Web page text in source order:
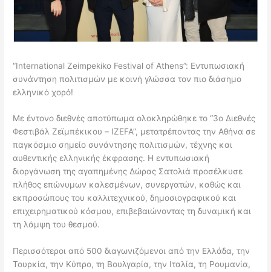
“International Zeimpekiko Festival of Athens”: Εντυπωσιακή
συνάντηση πολιτισμών με κοινή γλώσσα τον πιο διάσημο
ελληνικό χορό!
Με έντονο διεθνές αποτύπωμα ολοκληρώθηκε το “3ο Διεθνές
Φεστιβάλ Ζεϊμπέκικου – IZΕFA”, μετατρέποντας την Αθήνα σε
παγκόσμιο σημείο συνάντησης πολιτισμών, τέχνης και
αυθεντικής ελληνικής έκφρασης. Η εντυπωσιακή
διοργάνωση της αγαπημένης Δώρας Σατολιά προσέλκυσε
πλήθος επώνυμων καλεσμένων, συνεργατών, καθώς και
εκπροσώπους του καλλιτεχνικού, δημοσιογραφικού και
επιχειρηματικού κόσμου, επιβεβαιώνοντας τη δυναμική και
τη λάμψη του θεσμού.
Περισσότεροι από 500 διαγωνιζόμενοι από την Ελλάδα, την
Τουρκία, την Κύπρο, τη Βουλγαρία, την Ιταλία, τη Ρουμανία,